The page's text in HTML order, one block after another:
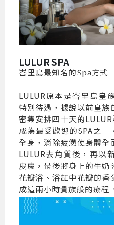
LULUR SPA
峇里島最知名的Spa方式
LULUR原本是峇里島皇
特別待遇，據說以前皇
密集安排四十天的
成為最受歡迎的SPA之
全身，消除疲憊使身體全
LULUR去角質後，再以
皮膚，最後將身上的牛
花瓣浴、浴缸中花瓣的
成這兩小時貴族般的療程